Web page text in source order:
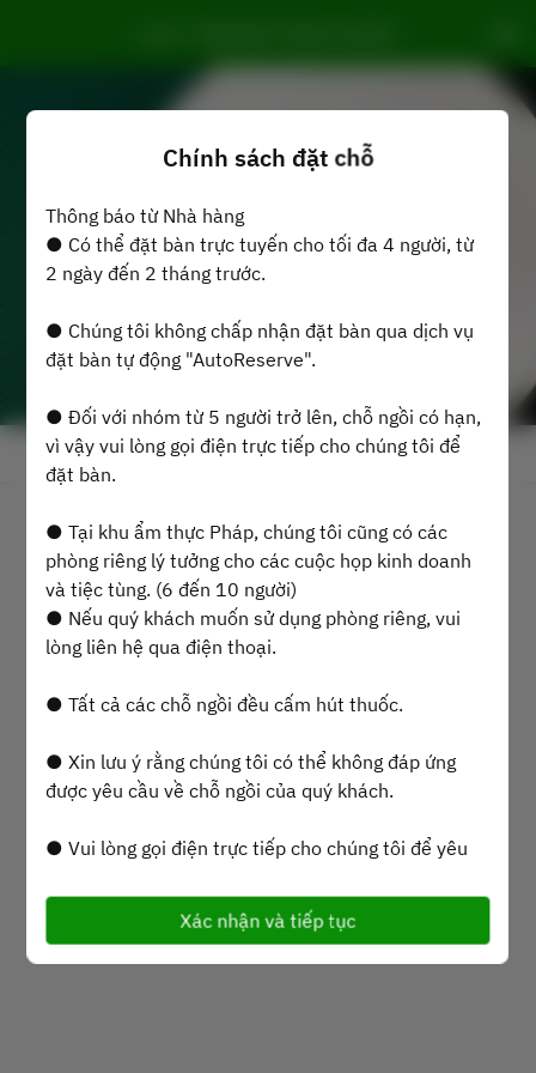
Xem Chính Sách Đặt Bàn
Loire
2 Khách
T5 6 Thg 08
Chọn thời gian
Chọn loại dịch vụ
Powered by
Chính sách đặt chỗ
Thông báo từ Nhà hàng
● Có thể đặt bàn trực tuyến cho tối đa 4 người, từ
2 ngày đến 2 tháng trước.
● Chúng tôi không chấp nhận đặt bàn qua dịch vụ
đặt bàn tự động "AutoReserve".
● Đối với nhóm từ 5 người trở lên, chỗ ngồi có hạn,
vì vậy vui lòng gọi điện trực tiếp cho chúng tôi để
đặt bàn.
● Tại khu ẩm thực Pháp, chúng tôi cũng có các
phòng riêng lý tưởng cho các cuộc họp kinh doanh
và tiệc tùng. (6 đến 10 người)
● Nếu quý khách muốn sử dụng phòng riêng, vui
lòng liên hệ qua điện thoại.
● Tất cả các chỗ ngồi đều cấm hút thuốc.
● Xin lưu ý rằng chúng tôi có thể không đáp ứng
được yêu cầu về chỗ ngồi của quý khách.
● Vui lòng gọi điện trực tiếp cho chúng tôi để yêu
● Vui lòng cho chúng tôi biết mục đích bữa ăn của
quý khách (sinh nhật, cuộc họp kinh doanh, v.v.) và
Xác nhận và tiếp tục